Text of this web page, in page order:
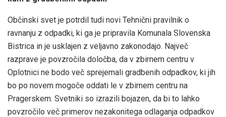
Občinski svet je potrdil tudi novi Tehnični pravilnik o
ravnanju z odpadki, ki ga je pripravila Komunala Slovenska
Bistrica in je usklajen z veljavno zakonodajo. Največ
razprave je povzročila določba, da v zbirnem centru v
Oplotnici ne bodo več sprejemali gradbenih odpadkov, ki jih
bo po novem mogoče oddati le v zbirnem centru na
Pragerskem. Svetniki so izrazili bojazen, da bi to lahko
povzročilo več primerov nezakonitega odlaganja odpadkov